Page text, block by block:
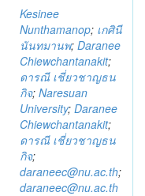
Kesinee
Nunthamanop; เกศินี
นันทมานพ; Daranee
Chiewchantanakit;
ดารณี เชี่ยวชาญธน
กิจ; Naresuan
University; Daranee
Chiewchantanakit;
ดารณี เชี่ยวชาญธน
กิจ;
daraneec@nu.ac.th;
daraneec@nu.ac.th